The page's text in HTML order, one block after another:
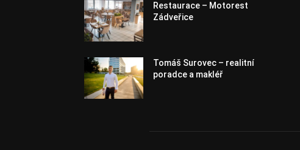
Restaurace – Motorest
Zádveřice
Tomáš Surovec – realitní
poradce a makléř